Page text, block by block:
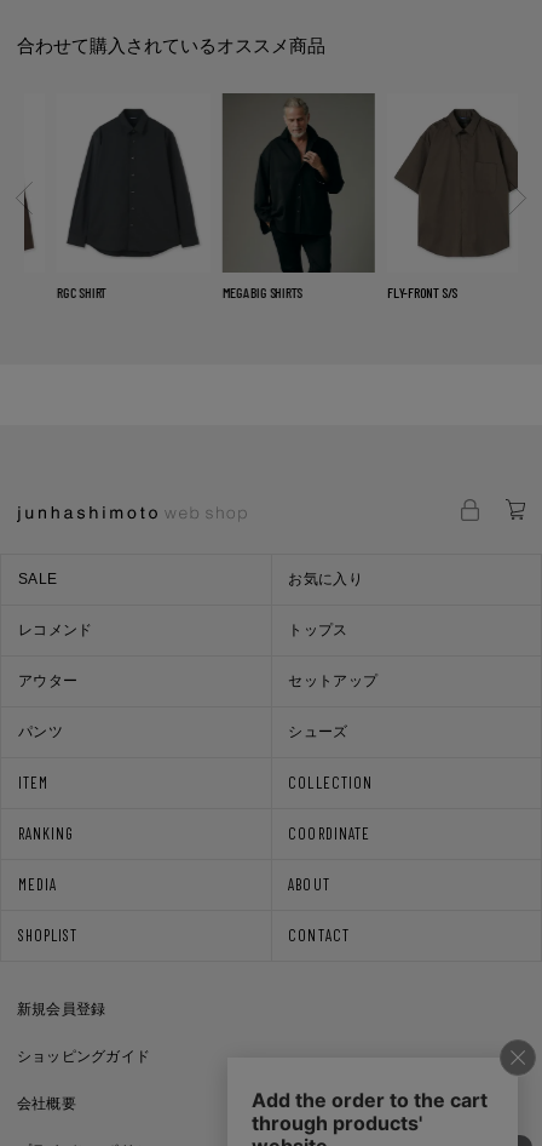
合わせて購入されているオススメ商品
RGC SHIRT MEGA BIG SHIRTS FLY-FRONT S/S
ITEM COLLECTION
RANKING COORDINATE
MEDIA ABOUT
SHOPLIST CONTACT
SALE お気に入り
レコメンド トップス
アウター セットアップ
パンツ シューズ
新規会員登録
ショッピングガイド
会社概要